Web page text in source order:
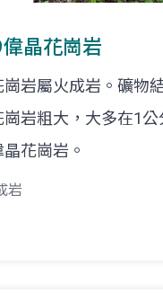
晶花崗岩
崗岩屬火成岩。礦物
崗岩粗大，大多在1
花崗岩。
岩